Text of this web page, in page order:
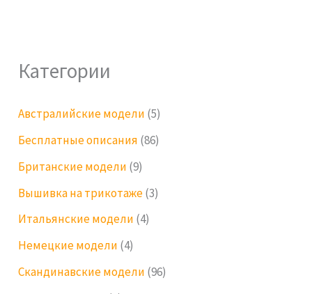
Категории
Австралийские модели (5)
Бесплатные описания (86)
Британские модели (9)
Вышивка на трикотаже(3)
Итальянские модели (4)
Немецкие модели (4)
Скандинавские модели (96)